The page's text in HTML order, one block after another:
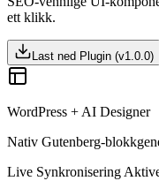
ett klikk.
Last ned Plugin (v1.0.0)
WordPress + AI Designer
Nativ Gutenberg-
Live Synkronisering